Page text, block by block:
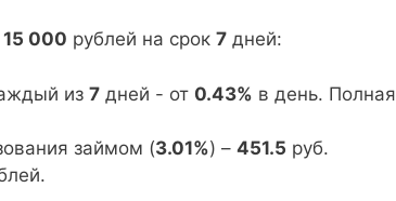
15 000 рублей на срок 7 дней:
из 7 дней - от 0.43% в день. Полная
займом (3.01%) – 451.5 руб.